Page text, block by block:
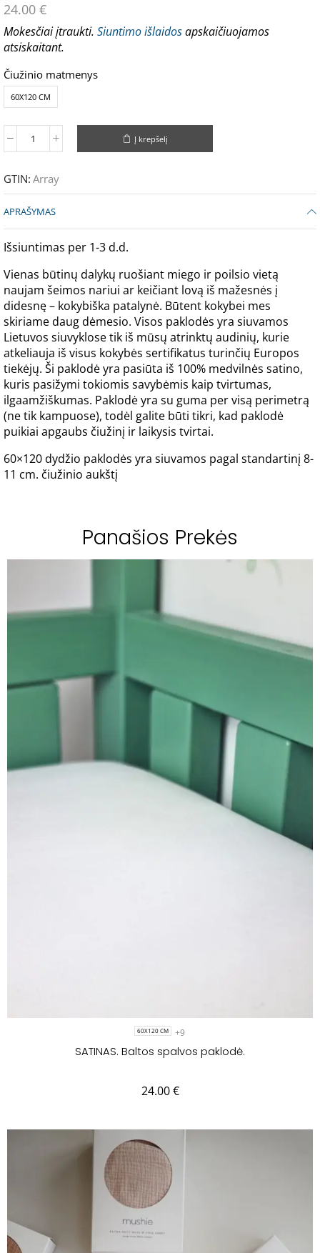
24.00 €
Mokesčiai įtraukti. Siuntimo išlaidosapskaičiuojamos
atsiskaitant.
Čiužinio matmenys
60X120 CM
Į krepšelį
GTIN: Array
APRAŠYMAS
Išsiuntimas per 1-3 d.d.
Vienas būtinų dalykų ruošiant miego ir poilsio vietą
naujam šeimos nariui ar keičiant lovą iš mažesnės į
didesnę – kokybiška patalynė. Būtent kokybei mes
skiriame daug dėmesio. Visos paklodės yra siuvamos
Lietuvos siuvyklose tik iš mūsų atrinktų audinių, kurie
atkeliauja iš visus kokybės sertifikatus turinčių Europos
tiekėjų. Ši paklodė yra pasiūta iš 100% medvilnės satino,
kuris pasižymi tokiomis savybėmis kaip tvirtumas,
ilgaamžiškumas. Paklodė yra su guma per visą perimetrą
(ne tik kampuose), todėl galite būti tikri, kad paklodė
puikiai apgaubs čiužinį ir laikysis tvirtai.
60×120 dydžio paklodės yra siuvamos pagal standartinį 8-
11 cm. čiužinio aukštį
Panašios Prekės
60X120 CM +9
SATINAS. Baltos spalvos paklodė.
24.00€